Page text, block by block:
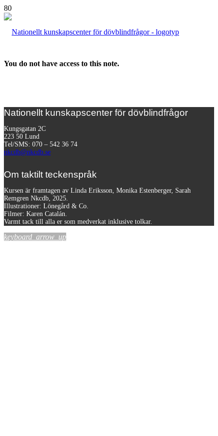
You do not have access to this note.
Nationellt kunskapscenter för dövblindfrågor
Kungsgatan 2C
223 50 Lund
Tel/SMS: 070 – 542 36 74
nkcdb@nkcdb.se
Om taktilt teckenspråk
Kursen är framtagen av Linda Eriksson, Monika Estenberger, Sarah
Remgren Nkcdb, 2025.
Illustrationer: Lönegård & Co.
Filmer: Karen Catalán.
Varmt tack till alla er som medverkat inklusive tolkar.
keyboard_arrow_up